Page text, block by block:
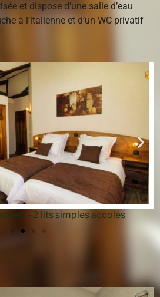
et dispose d’une salle d’eau
à l’italienne et d’un WC privatif
- 2 lits simples accolés